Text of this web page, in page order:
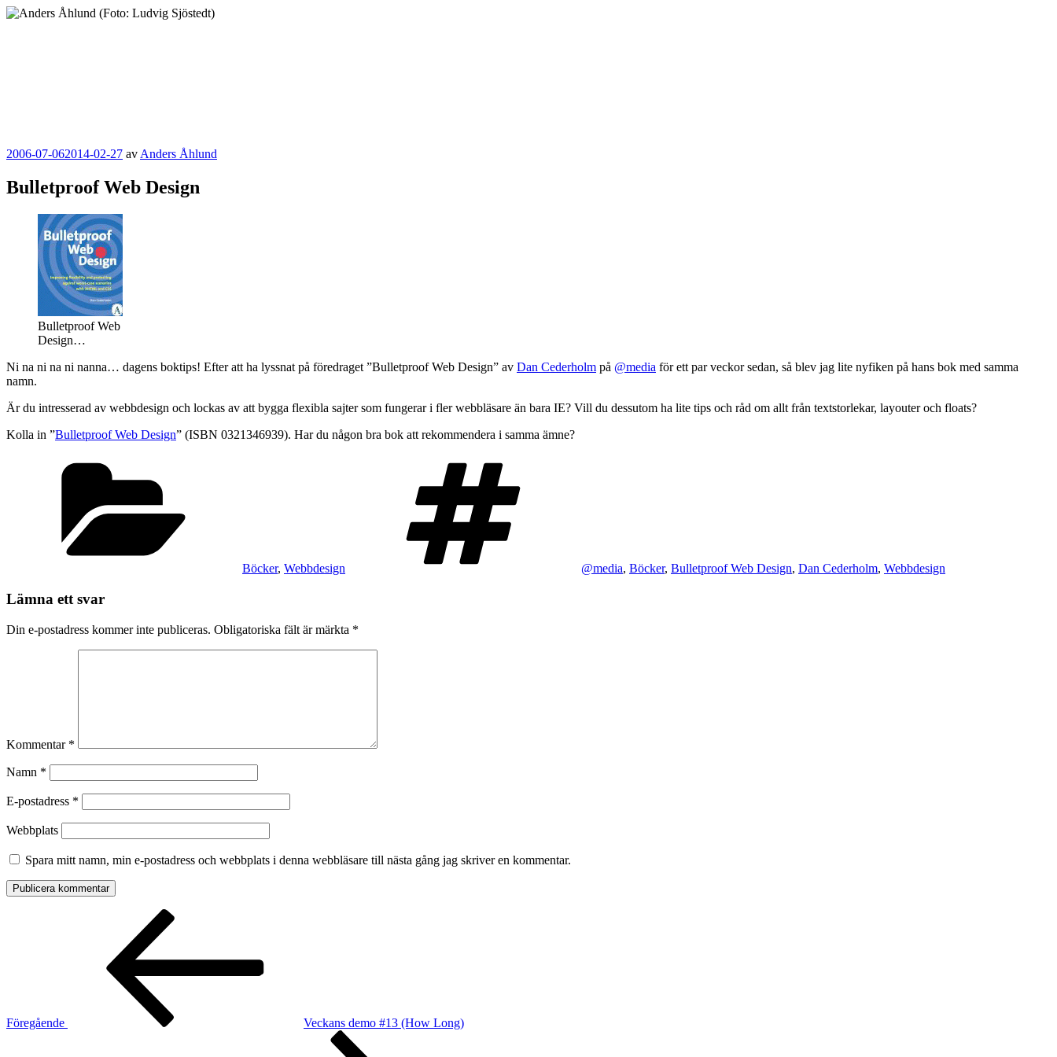
Hoppa
Publicerat
2006-07-062014-02-27 av Anders Åhlund
Bulletproof Web Design
Bulletproof Web
Design…
Ni na ni na ni nanna… dagens boktips! Efter att ha lyssnat på föredraget ”Bulletproof Web Design” av Dan Cederholm på @media för ett par veckor sedan, så blev jag lite nyfiken på hans bok med samma
namn.
Är du intresserad av webbdesign och lockas av att bygga flexibla sajter som fungerar i fler webbläsare än bara IE? Vill du dessutom ha lite tips och råd om allt från textstorlekar, layouter och floats?
Kolla in ”Bulletproof Web Design” (ISBN 0321346939). Har du någon bra bok att rekommendera i samma ämne?
Böcker, Webbdesign @media, Böcker, Bulletproof Web Design, Dan Cederholm, Webbdesign
Lämna ett svar
Din e-postadress kommer inte publiceras. Obligatoriska fält är märkta *
Kommentar *
Namn *
E-postadress *
Webbplats
Spara mitt namn, min e-postadress och webbplats i denna webbläsare till nästa gång jag skriver en kommentar.
Inläggsnavigering
Föregående
Veckans demo #13 (How Long)